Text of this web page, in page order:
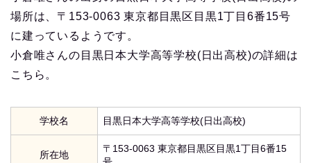
場所は、〒153-0063 東京都目黒区目黒1丁目6番15号
に建っているようです。
小倉唯さんの目黒日本大学高等学校(日出高校)の詳細は
こちら。
学校名 目黒日本大学高等学校(日出高校)
所在地
〒153-0063 東京都目黒区目黒1丁目6番15